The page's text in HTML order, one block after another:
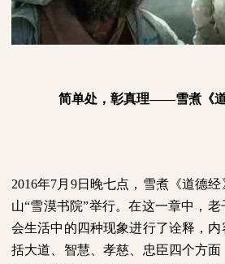
简单处，彰真理——雪煮《
2016年7月 9日晚七点，雪煮《道德
山“雪漠书院”举行。在这一章中，
会生活中的四种现象进行了诠释，
括大道、智慧、孝慈、忠臣四个方